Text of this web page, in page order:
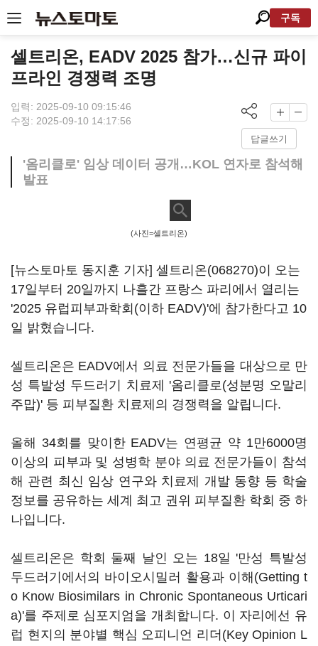
구독
셀트리온, EADV 2025 참가…신규 파이
프라인 경쟁력 조명
입력: 2025-09-10 09:15:46
수정: 2025-09-10 14:17:56
답글쓰기
'옴리클로' 임상 데이터 공개…KOL 연자로 참석해
발표
(사진=셀트리온)
[뉴스토마토 동지훈 기자] 셀트리온(068270)이 오는
17일부터 20일까지 나흘간 프랑스 파리에서 열리는
'2025 유럽피부과학회(이하 EADV)'에 참가한다고 10
일 밝혔습니다.
셀트리온은 EADV에서 의료 전문가들을 대상으로 만
성 특발성 두드러기 치료제 '옴리클로(성분명 오말리
주맙)' 등 피부질환 치료제의 경쟁력을 알립니다.
올해 34회를 맞이한 EADV는 연평균 약 1만6000명
이상의 피부과 및 성병학 분야 의료 전문가들이 참석
해 관련 최신 임상 연구와 치료제 개발 동향 등 학술
정보를 공유하는 세계 최고 권위 피부질환 학회 중 하
나입니다.
셀트리온은 학회 둘째 날인 오는 18일 '만성 특발성
두드러기에서의 바이오시밀러 활용과 이해(Getting t
o Know Biosimilars in Chronic Spontaneous Urticari
a)'를 주제로 심포지엄을 개최합니다. 이 자리에선 유
럽 현지의 분야별 핵심 오피니언 리더(Key Opinion L